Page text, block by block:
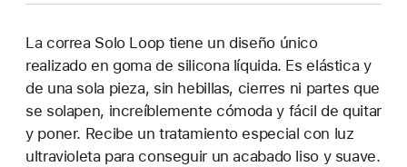
La correa Solo Loop tiene un diseño único
realizado en goma de silicona líquida. Es elástica y
de una sola pieza, sin hebillas, cierres ni partes que
se solapen, increíblemente cómoda y fácil de quitar
y poner. Recibe un tratamiento especial con luz
ultravioleta para conseguir un acabado liso y suave.